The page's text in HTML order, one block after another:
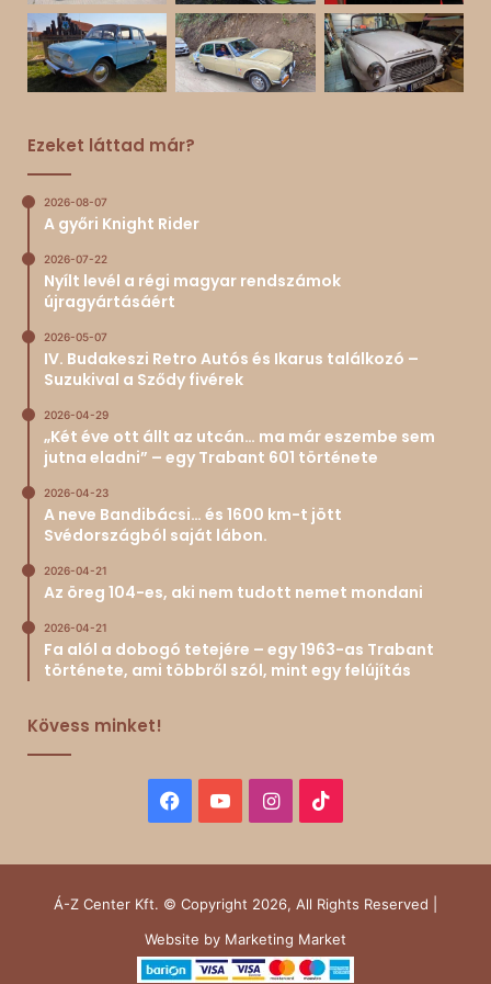
Ezeket láttad már?
2026-08-07
A győri Knight Rider
2026-07-22
Nyílt levél a régi magyar rendszámok
újragyártásáért
2026-05-07
IV. Budakeszi Retro Autós és Ikarus találkozó –
Suzukival a Sződy fivérek
2026-04-29
„Két éve ott állt az utcán… ma már eszembe sem
jutna eladni” – egy Trabant 601 története
2026-04-23
A neve Bandibácsi… és 1600 km-t jött
Svédországból saját lábon.
2026-04-21
Az öreg 104-es, aki nem tudott nemet mondani
2026-04-21
Fa alól a dobogó tetejére – egy 1963-as Trabant
története, ami többről szól, mint egy felújítás
Kövess minket!
Facebook
YouTubeInstagram
Á-Z Center Kft. © Copyright 2026, All Rights Reserved |
Website by Marketing Market